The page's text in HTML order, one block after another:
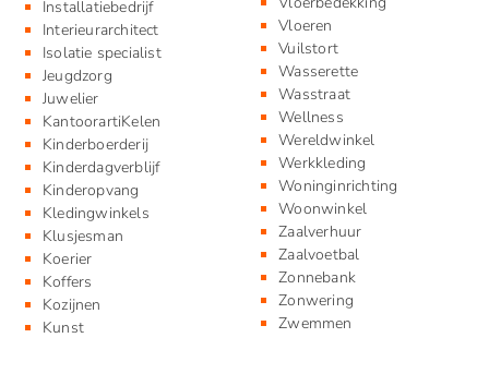
Installatiebedrijf
Interieurarchitect
Isolatie specialist
Jeugdzorg
Juwelier
KantoorartiKelen
Kinderboerderij
Kinderdagverblijf
Kinderopvang
Kledingwinkels
Klusjesman
Koerier
Koffers
Kozijnen
Kunst
Vloeren
Vuilstort
Wasserette
Wasstraat
Wellness
Wereldwinkel
Werkkleding
Woninginrichting
Woonwinkel
Zaalverhuur
Zaalvoetbal
Zonnebank
Zonwering
Zwemmen